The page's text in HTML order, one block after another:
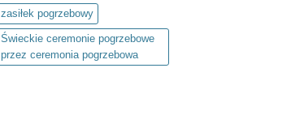
zasiłek pogrzebowy
Świeckie ceremonie pogrzebowe
przez ceremonia pogrzebowa